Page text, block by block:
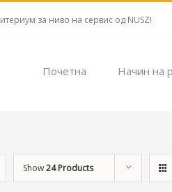
за ниво на сервис од NUSZ!
Почетна Начин на
Show24 Products